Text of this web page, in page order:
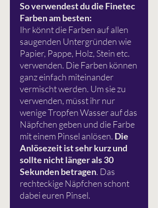
So verwendest du die Finetec
Farben am besten:
Ihr könnt die Farben auf allen
saugenden Untergründen wie
Papier, Pappe, Holz, Stein etc.
verwenden. Die Farben können
ganz einfach miteinander
vermischt werden. Um sie zu
verwenden, müsst ihr nur
wenige Tropfen Wasser auf das
Näpfchen geben und die Farbe
mit einem Pinsel anlösen. Die
Anlösezeit ist sehr kurz und
sollte nicht länger als 30
Sekunden betragen. Das
rechteckige Näpfchen schont
dabei euren Pinsel.